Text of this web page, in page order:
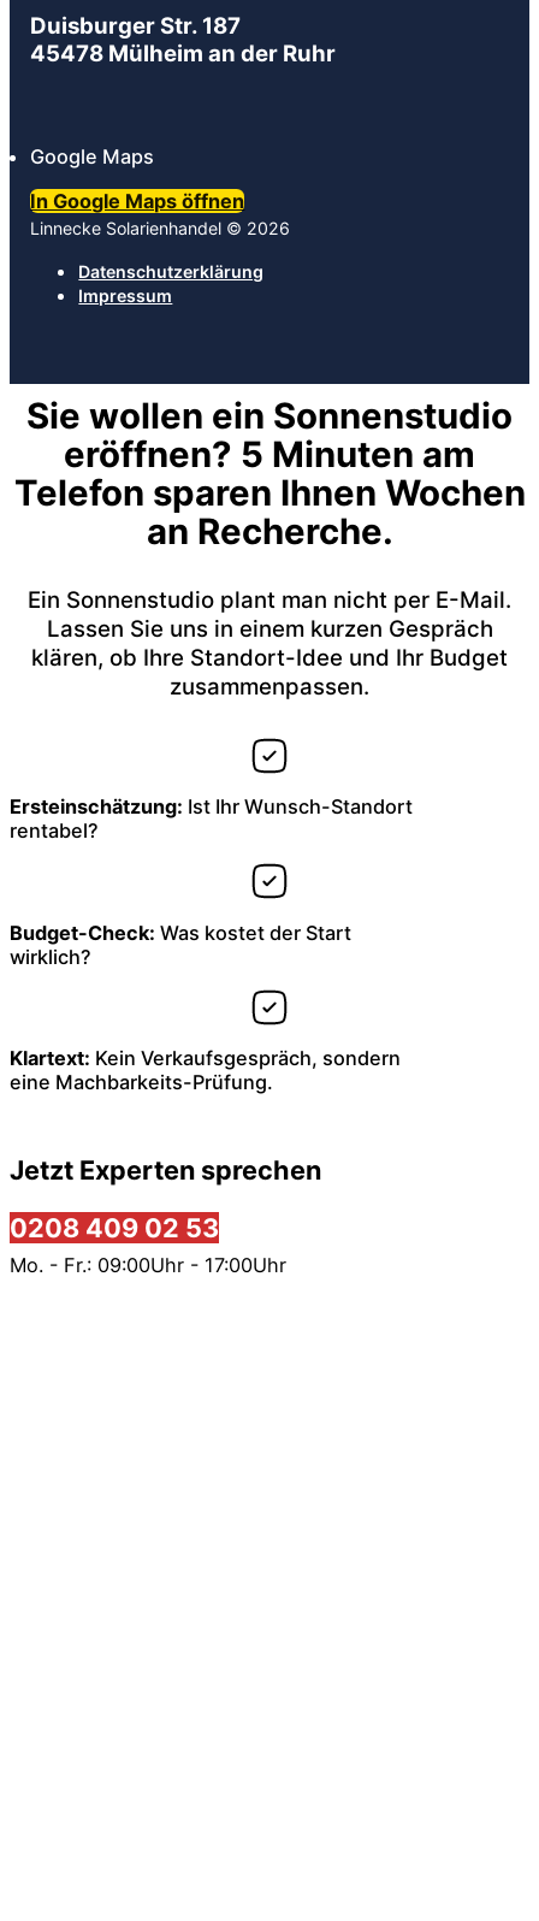
Duisburger Str. 187
45478 Mülheim an der Ruhr
Google Maps
In Google Maps öffnen
Linnecke Solarienhandel © 2026
Datenschutzerklärung
Impressum
Sie wollen ein Sonnenstudio
eröffnen? 5 Minuten am
Telefon sparen Ihnen Wochen
an Recherche.
Ein Sonnenstudio plant man nicht per E-Mail.
Lassen Sie uns in einem kurzen Gespräch
klären, ob Ihre Standort-Idee und Ihr Budget
zusammenpassen.
Ersteinschätzung: Ist Ihr Wunsch-Standort
rentabel?
Budget-Check: Was kostet der Start
wirklich?
Klartext: Kein Verkaufsgespräch, sondern
eine Machbarkeits-Prüfung.
Jetzt Experten sprechen
0208 409 02 53
Mo. - Fr.: 09:00Uhr - 17:00Uhr